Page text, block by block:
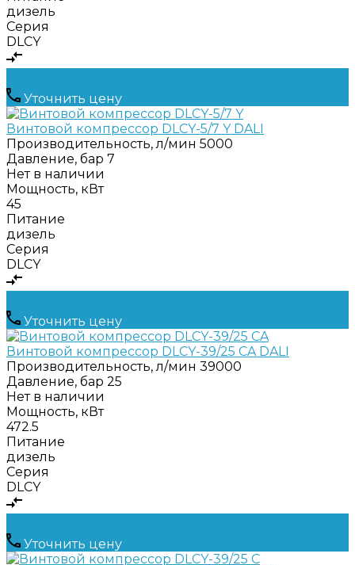
дизель
Серия
DLCY
Уточнить цену
Винтовой компрессор DLCY-5/7 Y DALI
Производительность, л/мин 5000
Давление, бар 7
Нет в наличии
Мощность, кВт
45
Питание
дизель
Серия
DLCY
Уточнить цену
Винтовой компрессор DLCY-39/25 CA DALI
Производительность, л/мин 39000
Давление, бар 25
Нет в наличии
Мощность, кВт
472.5
Питание
дизель
Серия
DLCY
Уточнить цену